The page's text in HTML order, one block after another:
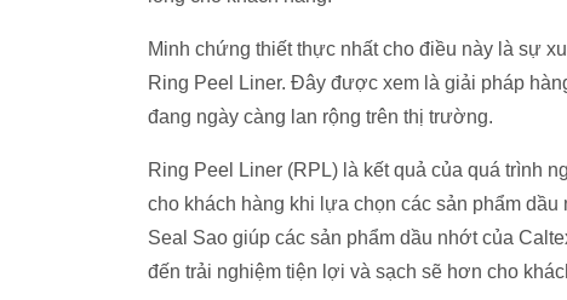
Minh chứng thiết thực nhất cho điều này là sự
Ring Peel Liner. Đây được xem là giải pháp
đang ngày càng lan rộng trên thị trường.
Ring Peel Liner (RPL) là kết quả của quá trình
cho khách hàng khi lựa chọn các sản phẩm
Seal Sao giúp các sản phẩm dầu nhớt của
đến trải nghiệm tiện lợi và sạch sẽ hơn cho